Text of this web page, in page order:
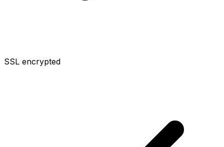
SSL encrypted